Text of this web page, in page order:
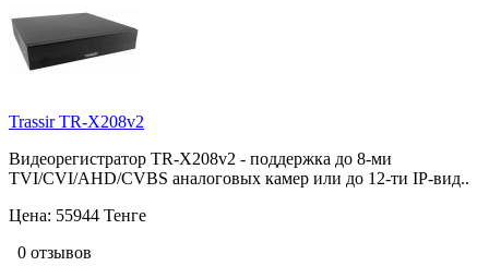
Trassir TR-X208v2
Видеорегистратор TR-X208v2 - поддержка до 8-ми
TVI/CVI/AHD/CVBS аналоговых камер или до 12-ти IP-вид..
Цена: 55944 Тенге
0 отзывов